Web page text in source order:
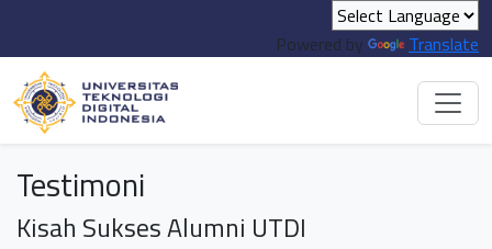
Powered by Translate
Testimoni
Kisah Sukses Alumni UTDI